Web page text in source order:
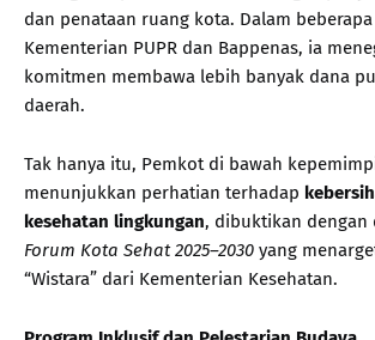
dan penataan ruang kota. Dalam
Kementerian PUPR dan Bappenas, ia
komitmen membawa lebih banyak dana
daerah.
Tak hanya itu, Pemkot di bawah
menunjukkan perhatian terhadap
kesehatan lingkungan, dibuktikan dengan
Forum Kota Sehat 2025–2030 yang
“Wistara” dari Kementerian Kesehatan.